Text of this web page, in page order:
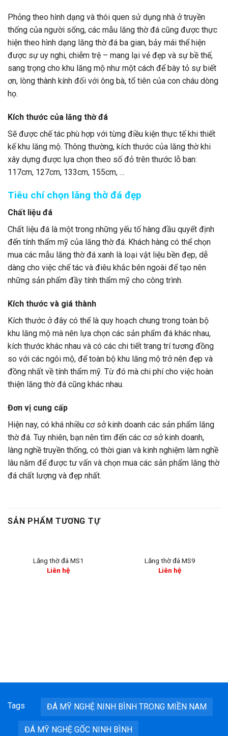
Phỏng theo hình dạng và thói quen sử dụng nhà ở truyền
thống của người sống, các mẫu lăng thờ đá cũng được thực
hiện theo hình dạng lăng thờ đá ba gian, bảy mái thể hiện
được sự uy nghi, chiễm trệ – mang lại vẻ đẹp và sự bề thế,
sang trọng cho khu lăng mộ như một cách để bày tỏ sự biết
ơn, lòng thành kính đối với ông bà, tổ tiên của con cháu dòng
họ.
Kích thước của lăng thờ đá
Sẽ được chế tác phù hợp với từng điều kiện thực tế khi thiết
kế khu lăng mộ. Thông thường, kích thước của lăng thờ khi
xây dựng được lựa chọn theo số đỏ trên thước lỗ ban:
117cm, 127cm, 133cm, 155cm, …
Tiêu chí chọn lăng thờ đá đẹp
Chất liệu đá
Chất liệu đá là một trong những yếu tố hàng đầu quyết định
đến tính thẩm mỹ của lăng thờ đá. Khách hàng có thể chọn
mua các mẫu lăng thờ đá xanh là loại vật liệu bền đẹp, dễ
dàng cho việc chế tác và điêu khắc bên ngoài để tạo nên
những sản phẩm đầy tính thẩm mỹ cho công trình.
Kích thước và giá thành
Kích thước ở đây có thể là quy hoạch chung trong toàn bộ
khu lăng mộ mà nên lựa chọn các sản phẩm đá khác nhau,
kích thước khác nhau và có các chi tiết trang trí tương đồng
so với các ngôi mộ, để toàn bộ khu lăng mộ trở nên đẹp và
đồng nhất về tính thẩm mỹ. Từ đó mà chi phí cho việc hoàn
thiện lăng thờ đá cũng khác nhau.
Đơn vị cung cấp
Hiện nay, có khá nhiều cơ sở kinh doanh các sản phẩm lăng
thờ đá. Tuy nhiên, bạn nên tìm đến các cơ sở kinh doanh,
làng nghề truyền thống, có thời gian và kinh nghiệm làm nghề
lâu năm để được tư vấn và chọn mua các sản phẩm lăng thờ
đá chất lượng và đẹp nhất.
SẢN PHẨM TƯƠNG TỰ
Lăng thờ đá MS1
Liên hệ
Lăng thờ đá MS9
Liên hệ
Tags ĐÁ MỸ NGHỆ NINH BÌNH TRONG MIỀN NAM
ĐÁ MỸ NGHỆ GỐC NINH BÌNH